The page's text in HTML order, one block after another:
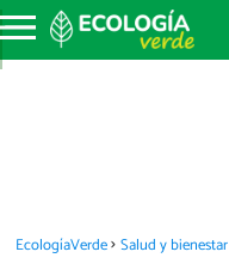
EcologíaVerde Salud y bienestar